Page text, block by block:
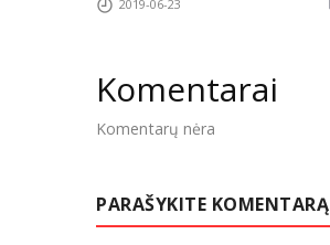
2019-06-23
Komentarai
Komentarų nėra
PARAŠYKITE KOMENTARĄ